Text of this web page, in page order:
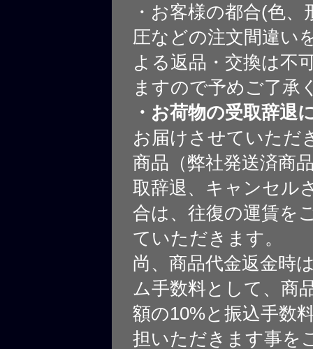
・お客様の都合(色、
圧などの注文間違い
よる返品・交換は不
ますので予めご了承
・お荷物の受取辞退
お届けさせていただ
商品（弊社発送済商
取辞退、キャンセル
合は、往復の運賃を
ていただきます。
尚、商品代金返金時
ム手数料として、商
額の10%と振込手数
担いただきます事を